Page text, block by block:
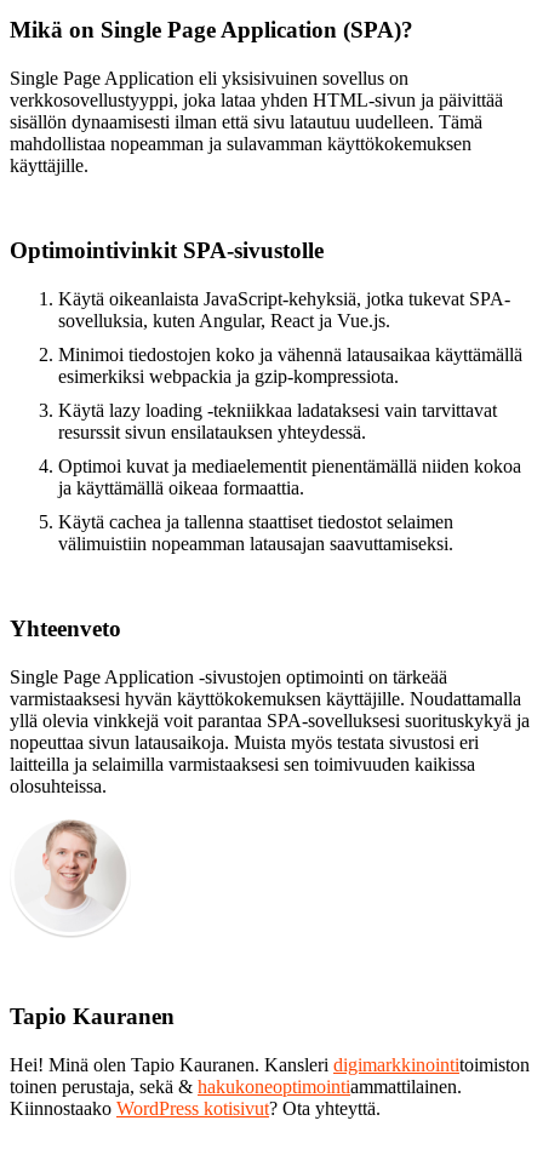
Mikä on Single Page Application (SPA)?
Single Page Application eli yksisivuinen sovellus on
verkkosovellustyyppi, joka lataa yhden HTML-sivun ja päivittää
sisällön dynaamisesti ilman että sivu latautuu uudelleen. Tämä
mahdollistaa nopeamman ja sulavamman käyttökokemuksen
käyttäjille.
Optimointivinkit SPA-sivustolle
Käytä oikeanlaista JavaScript-kehyksiä, jotka tukevat SPA-
sovelluksia, kuten Angular, React ja Vue.js.
Minimoi tiedostojen koko ja vähennä latausaikaa käyttämällä
esimerkiksi webpackia ja gzip-kompressiota.
Käytä lazy loading -tekniikkaa ladataksesi vain tarvittavat
resurssit sivun ensilatauksen yhteydessä.
Optimoi kuvat ja mediaelementit pienentämällä niiden kokoa
ja käyttämällä oikeaa formaattia.
Käytä cachea ja tallenna staattiset tiedostot selaimen
välimuistiin nopeamman latausajan saavuttamiseksi.
Yhteenveto
Single Page Application -sivustojen optimointi on tärkeää
varmistaaksesi hyvän käyttökokemuksen käyttäjille. Noudattamalla
yllä olevia vinkkejä voit parantaa SPA-sovelluksesi suorituskykyä ja
nopeuttaa sivun latausaikoja. Muista myös testata sivustosi eri
laitteilla ja selaimilla varmistaaksesi sen toimivuuden kaikissa
olosuhteissa.
Tapio Kauranen
Hei! Minä olen Tapio Kauranen. Kansleri digimarkkinointitoimiston
toinen perustaja, sekä & hakukoneoptimointiammattilainen.
Kiinnostaako WordPress kotisivut? Ota yhteyttä.